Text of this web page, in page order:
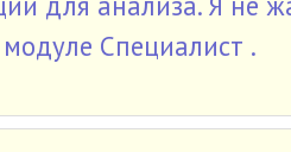
Специалист .